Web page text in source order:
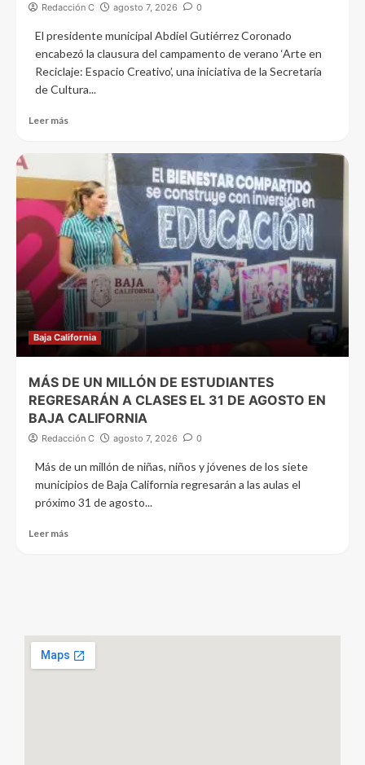
Redacción C agosto 7, 2026 0
El presidente municipal Abdiel Gutiérrez Coronado
encabezó la clausura del campamento de verano ‘Arte en
Reciclaje: Espacio Creativo’, una iniciativa de la Secretaría
de Cultura...
Leer más
Baja California
MÁS DE UN MILLÓN DE ESTUDIANTES
REGRESARÁN A CLASES EL 31 DE AGOSTO EN
BAJA CALIFORNIA
Redacción C agosto 7, 2026 0
Más de un millón de niñas, niños y jóvenes de los siete
municipios de Baja California regresarán a las aulas el
próximo 31 de agosto...
Leer más